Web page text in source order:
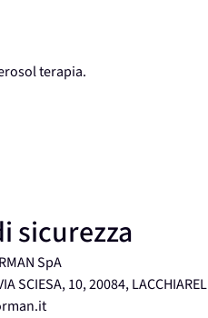
terapia.
sicurezza
SpA
SCIESA, 10, 20084,